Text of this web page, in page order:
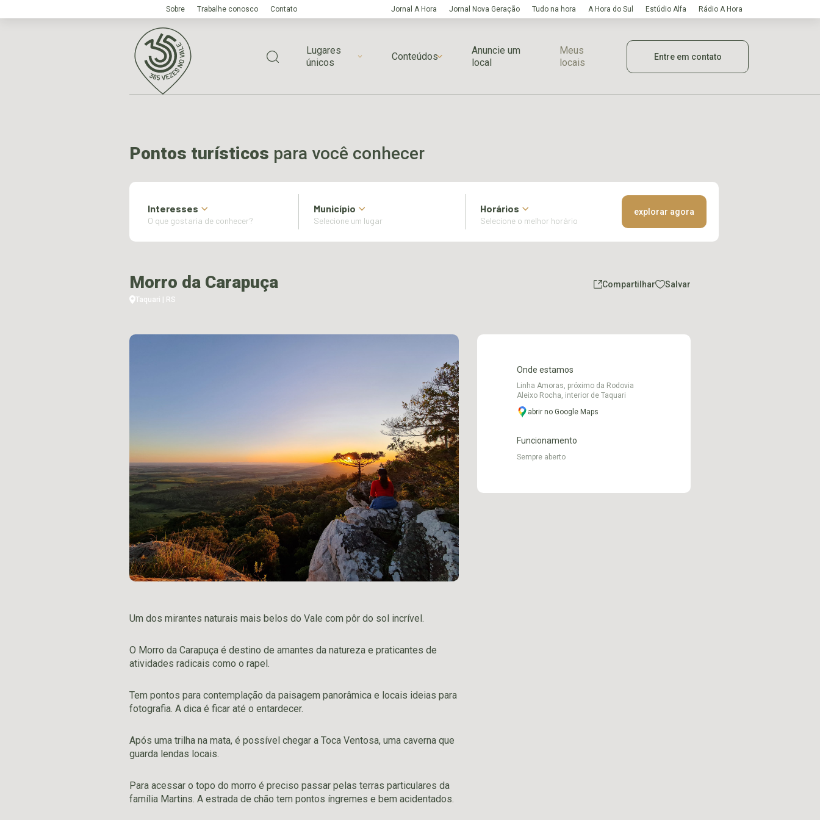
Sobre Trabalhe conosco Contato Jornal A Hora Jornal Nova Geração Tudo na hora A Hora do Sul Estúdio Alfa Rádio A Hora
Lugares
únicos
Conteúdos
Anuncie um
local
Meus
locais
Entre em contato
Pontos turísticos para você conhecer
Interesses Município Horários explorar agora
Morro da Carapuça
Taquari | RS
Compartilhar Salvar
Um dos mirantes naturais mais belos do Vale com pôr do sol incrível.
O Morro da Carapuça é destino de amantes da natureza e praticantes de
atividades radicais como o rapel.
Tem pontos para contemplação da paisagem panorâmica e locais ideias para
fotografia. A dica é ficar até o entardecer.
Após uma trilha na mata, é possível chegar a Toca Ventosa, uma caverna que
guarda lendas locais.
Para acessar o topo do morro é preciso passar pelas terras particulares da
família Martins. A estrada de chão tem pontos íngremes e bem acidentados.
Onde estamos
Linha Amoras, próximo da Rodovia
Aleixo Rocha, interior de Taquari
abrir no Google Maps
Funcionamento
Sempre aberto